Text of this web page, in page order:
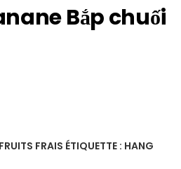
Bắp chuối
FRAIS ÉTIQUETTE : HANG